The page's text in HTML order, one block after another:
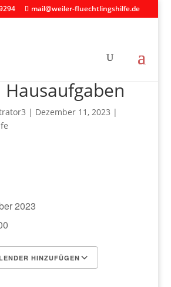
mail@weiler-fluechtlingshilfe.de
| Dezember 11, 2023 |
2023
HINZUFÜGEN